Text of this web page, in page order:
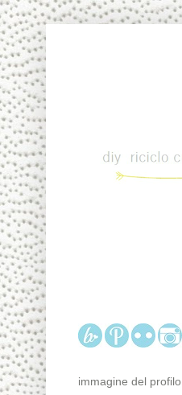
immagine del profilo